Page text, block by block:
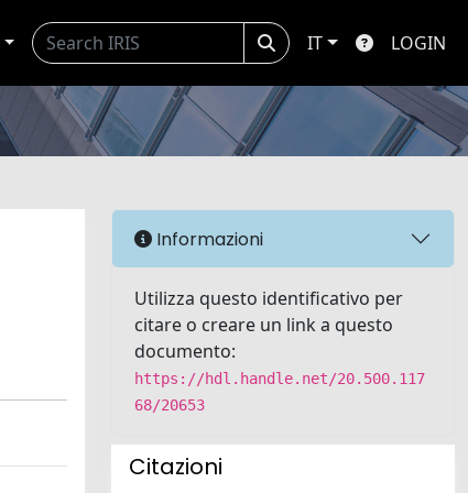
IT LOGIN
Informazioni
Utilizza questo identificativo per
citare o creare un link a questo
documento:
https://hdl.handle.net/20.500.117
68/20653
Citazioni